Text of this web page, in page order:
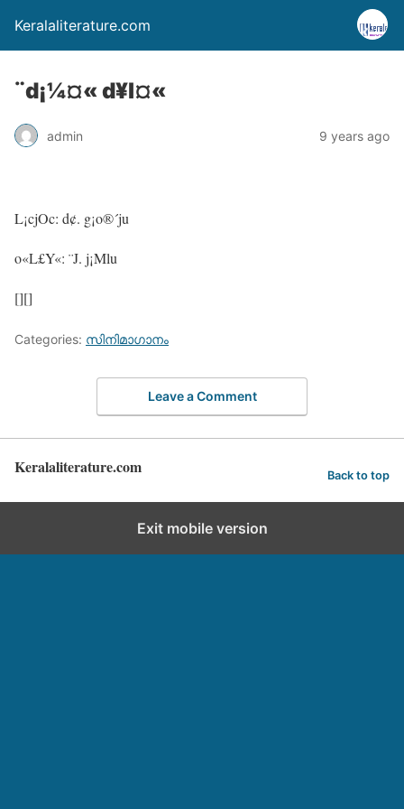
Keralaliterature.com
¨d¡¼¤« d¥l¤«
admin 9 years ago
L¡cjOc: d¢. g¡o®´ju
o«L£Y«: ¨J. j¡Mlu
[][]
Categories: സിനിമാഗാനം
Leave a Comment
Keralaliterature.com Back to top
Exit mobile version